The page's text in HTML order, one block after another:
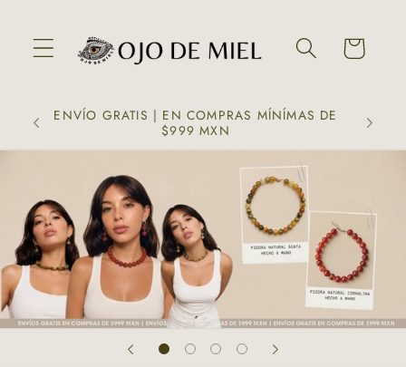
al contenido
Carrito
ENVÍO GRATIS | EN COMPRAS MÍNÍMAS DE
$999 MXN